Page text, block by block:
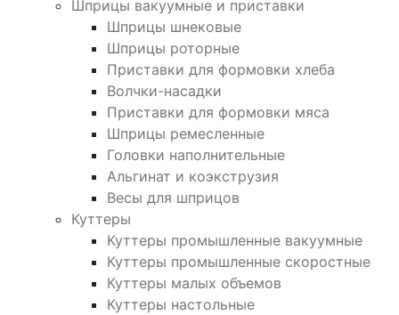
Шприцы вакуумные и приставки
Шприцы шнековые
Шприцы роторные
Приставки для формовки хлеба
Волчки-насадки
Приставки для формовки мяса
Шприцы ремесленные
Головки наполнительные
Альгинат и коэкструзия
Весы для шприцов
Куттеры
Куттеры промышленные вакуумные
Куттеры промышленные скоростные
Куттеры малых объемов
Куттеры настольные